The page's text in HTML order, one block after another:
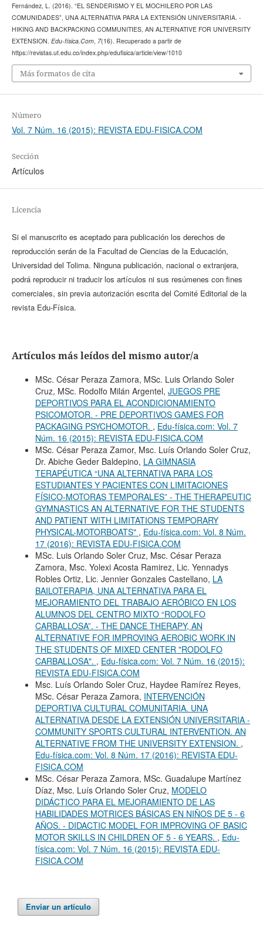
Fernández, L. (2016). “EL SENDERISMO Y EL MOCHILERO POR LAS
COMUNIDADES”, UNA ALTERNATIVA PARA LA EXTENSIÓN UNIVERSITARIA. -
HIKING AND BACKPACKING COMMUNITIES, AN ALTERNATIVE FOR UNIVERSITY
EXTENSION. Edu-física.Com, 7(16). Recuperado a partir de
https://revistas.ut.edu.co/index.php/edufisica/article/view/1010
Más formatos de cita
Número
Vol. 7 Núm. 16 (2015): REVISTA EDU-FISICA.COM
Sección
Artículos
Licencia
Si el manuscrito es aceptado para publicación los derechos de
reproducción serán de la Facultad de Ciencias de la Educación,
Universidad del Tolima. Ninguna publicación, nacional o extranjera,
podrá reproducir ni traducir los artículos ni sus resúmenes con fines
comerciales, sin previa autorización escrita del Comité Editorial de la
revista Edu-Física.
Artículos más leídos del mismo autor/a
MSc. César Peraza Zamora, MSc. Luis Orlando Soler
Cruz, MSc. Rodolfo Milán Argentel, JUEGOS PRE
DEPORTIVOS PARA EL ACONDICIONAMIENTO
PSICOMOTOR. - PRE DEPORTIVOS GAMES FOR
PACKAGING PSYCHOMOTOR. , Edu-física.com: Vol. 7
Núm. 16 (2015): REVISTA EDU-FISICA.COM
MSc. César Peraza Zamor, Msc. Luís Orlando Soler Cruz,
Dr. Abiche Geder Baldepino, LA GIMNASIA
TERAPÉUTICA “UNA ALTERNATIVA PARA LOS
ESTUDIANTES Y PACIENTES CON LIMITACIONES
FÍSICO-MOTORAS TEMPORALES” - THE THERAPEUTIC
GYMNASTICS AN ALTERNATIVE FOR THE STUDENTS
AND PATIENT WITH LIMITATIONS TEMPORARY
PHYSICAL-MOTORBOATS" , Edu-física.com: Vol. 8 Núm.
17 (2016): REVISTA EDU-FISICA.COM
MSc. Luis Orlando Soler Cruz, Msc. César Peraza
Zamora, Msc. Yolexi Acosta Ramirez, Lic. Yennadys
Robles Ortiz, Lic. Jennier Gonzales Castellano, LA
BAILOTERAPIA, UNA ALTERNATIVA PARA EL
MEJORAMIENTO DEL TRABAJO AERÓBICO EN LOS
ALUMNOS DEL CENTRO MIXTO “RODOLFO
CARBALLOSA”. - THE DANCE THERAPY, AN
ALTERNATIVE FOR IMPROVING AEROBIC WORK IN
THE STUDENTS OF MIXED CENTER "RODOLFO
CARBALLOSA". , Edu-física.com: Vol. 7 Núm. 16 (2015):
REVISTA EDU-FISICA.COM
Msc. Luís Orlando Soler Cruz, Haydee Ramírez Reyes,
MSc. César Peraza Zamora, INTERVENCIÓN
DEPORTIVA CULTURAL COMUNITARIA. UNA
ALTERNATIVA DESDE LA EXTENSIÓN UNIVERSITARIA -
COMMUNITY SPORTS CULTURAL INTERVENTION. AN
ALTERNATIVE FROM THE UNIVERSITY EXTENSION. ,
Edu-física.com: Vol. 8 Núm. 17 (2016): REVISTA EDU-
FISICA.COM
MSc. César Peraza Zamora, MSc. Guadalupe Martínez
Díaz, Msc. Luís Orlando Soler Cruz, MODELO
DIDÁCTICO PARA EL MEJORAMIENTO DE LAS
HABILIDADES MOTRICES BÁSICAS EN NIÑOS DE 5 - 6
AÑOS. - DIDACTIC MODEL FOR IMPROVING OF BASIC
MOTOR SKILLS IN CHILDREN OF 5 - 6 YEARS. , Edu-
física.com: Vol. 7 Núm. 16 (2015): REVISTA EDU-
FISICA.COM
Enviar un artículo